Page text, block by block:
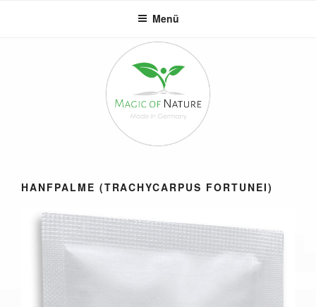
Menü
HANFPALME (TRACHYCARPUS FORTUNEI)